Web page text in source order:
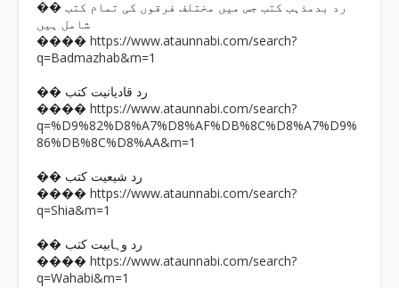
�� رد بدمذہب کتب جس میں مختلف فرقوں کی تمام کتب
شامل ہیں
���� https://www.ataunnabi.com/search?
q=Badmazhab&m=1
�� رد قادیانیت کتب
���� https://www.ataunnabi.com/search?
q=%D9%82%D8%A7%D8%AF%DB%8C%D8%A7%D9%
86%DB%8C%D8%AA&m=1
�� رد شیعیت کتب
���� https://www.ataunnabi.com/search?
q=Shia&m=1
�� رد وہابیت کتب
���� https://www.ataunnabi.com/search?
q=Wahabi&m=1